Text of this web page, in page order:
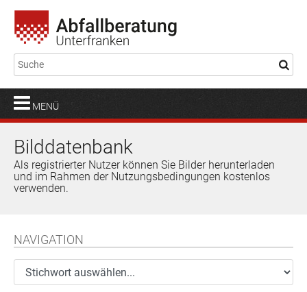
MENÜ
Bilddatenbank
Als registrierter Nutzer können Sie Bilder herunterladen
und im Rahmen der Nutzungsbedingungen kostenlos
verwenden.
NAVIGATION